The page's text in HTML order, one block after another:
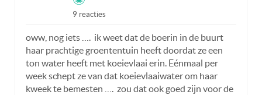
9 reacties
oww, nog iets …. ik weet dat de boerin in de buurt
haar prachtige groententuin heeft doordat ze een
ton water heeft met koeievlaai erin. Eénmaal per
week schept ze van dat koeievlaaiwater om haar
kweek te bemesten …. zou dat ook goed zijn voor de